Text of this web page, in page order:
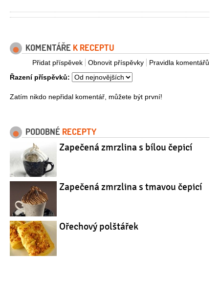
KOMENTÁŘE K RECEPTU
Pravidla komentářů
Obnovit příspěvky
Přidat příspěvek
Řazení příspěvků:
Zatím nikdo nepřidal komentář, můžete být první!
PODOBNÉ RECEPTY
Zapečená zmrzlina s bílou čepicí
Zapečená zmrzlina s tmavou čepicí
Ořechový polštářek